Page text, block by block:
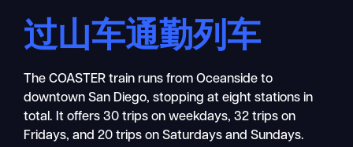
过山车通勤列车
The COASTER train runs from Oceanside to
downtown San Diego, stopping at eight stations in
total. It offers 30 trips on weekdays, 32 trips on
Fridays, and 20 trips on Saturdays and Sundays.